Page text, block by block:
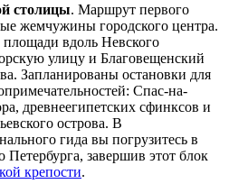
столицы. Маршрут первого
жемчужины городского центра.
вдоль Невского
улицу и Благовещенский
Запланированы остановки для
Спас-на-
древнеегипетских сфинксов и
острова. В
гида вы погрузитесь в
Петербурга, завершив этот блок
крепости.